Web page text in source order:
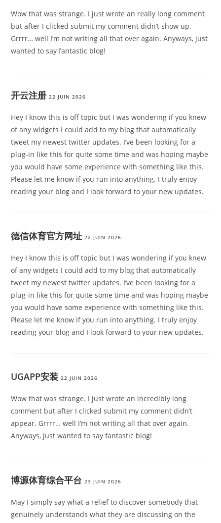
Wow that was strange. I just wrote an really long comment
but after I clicked submit my comment didn’t show up.
Grrrr… well I’m not writing all that over again. Anyways, just
wanted to say fantastic blog!
开云注册 22 JUIN 2026
Hey I know this is off topic but I was wondering if you knew
of any widgets I could add to my blog that automatically
tweet my newest twitter updates. I’ve been looking for a
plug-in like this for quite some time and was hoping maybe
you would have some experience with something like this.
Please let me know if you run into anything. I truly enjoy
reading your blog and I look forward to your new updates.
德信体育官方网址 22 JUIN 2026
Hey I know this is off topic but I was wondering if you knew
of any widgets I could add to my blog that automatically
tweet my newest twitter updates. I’ve been looking for a
plug-in like this for quite some time and was hoping maybe
you would have some experience with something like this.
Please let me know if you run into anything. I truly enjoy
reading your blog and I look forward to your new updates.
UGAPP安装 22 JUIN 2026
Wow that was strange. I just wrote an incredibly long
comment but after I clicked submit my comment didn’t
appear. Grrrr… well I’m not writing all that over again.
Anyways, just wanted to say fantastic blog!
博源体育综合平台 23 JUIN 2026
May I simply say what a relief to discover somebody that
genuinely understands what they are discussing on the